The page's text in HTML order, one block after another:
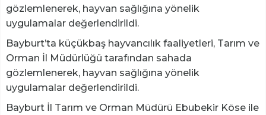
gözlemlenerek, hayvan sağlığına yönelik
uygulamalar değerlendirildi.
Bayburt’ta küçükbaş hayvancılık faaliyetleri, Tarım ve
Orman İl Müdürlüğü tarafından sahada
gözlemlenerek, hayvan sağlığına yönelik
uygulamalar değerlendirildi.
Bayburt İl Tarım ve Orman Müdürü Ebubekir Köse ile